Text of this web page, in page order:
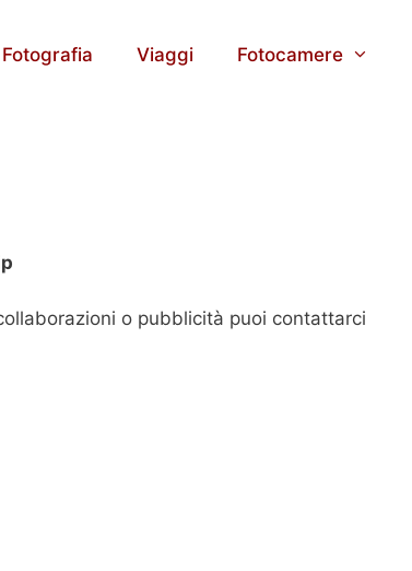
Fotografia Viaggi Fotocamere
o pubblicità puoi contattarci